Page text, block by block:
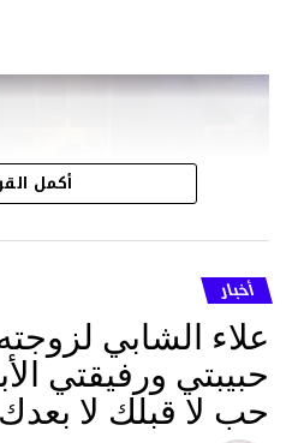
مشغل
أكمل
أخبار
علاء الشابي
حبيبتي ورفيقتي
حب لا قبلك لا بعدك